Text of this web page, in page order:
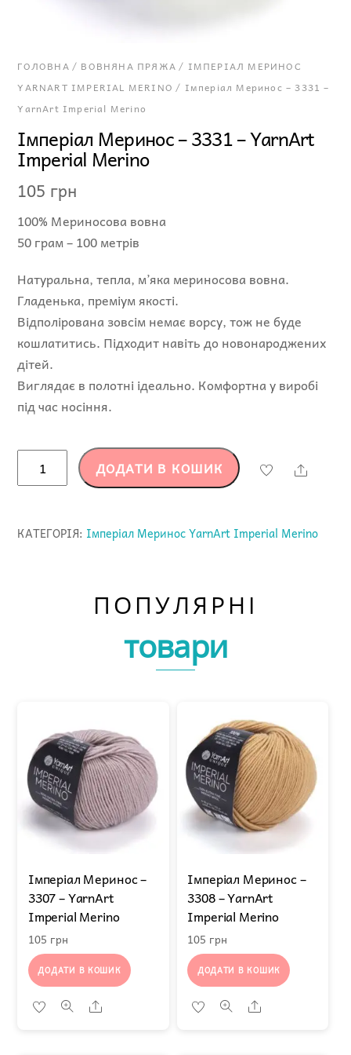
ГОЛОВНА/ ВОВНЯНА ПРЯЖА / ІМПЕРІАЛ МЕРИНОС
YARNART IMPERIAL MERINO / Імперіал Меринос – 3331 –
YarnArt Imperial Merino
Імперіал Меринос – 3331 – YarnArt
Imperial Merino
105 грн
100% Мериносова вовна
50 грам – 100 метрів
Натуральна, тепла, м’яка мериносова вовна.
Гладенька, преміум якості.
Відполірована зовсім немає ворсу, тож не буде
кошлатитись. Підходит навіть до новонароджених
дітей.
Виглядає в полотні ідеально. Комфортна у виробі
під час носіння.
Меринос
-
ДОДАТИ В КОШИК Share
КАТЕГОРІЯ: Імперіал Меринос YarnArt Imperial Merino
ПОПУЛЯРНІ
товари
Імперіал Меринос –
3307 – YarnArt
Imperial Merino
105 грн
ДОДАТИ В КОШИК
Share
Імперіал Меринос –
3308 – YarnArt
Imperial Merino
105 грн
ДОДАТИ В КОШИК
Share